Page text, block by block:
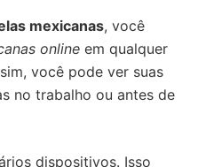
mexicanas, você
online em qualquer
você pode ver suas
no trabalho ou antes de
dispositivos. Isso